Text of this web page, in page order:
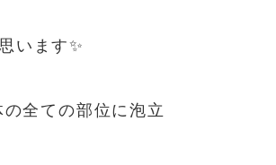
います✨️
全ての部位に泡立